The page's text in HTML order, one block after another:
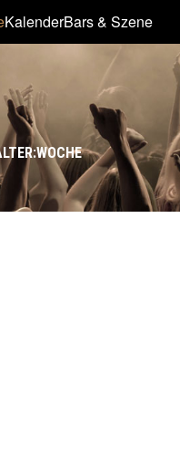
KalenderBars & Szene